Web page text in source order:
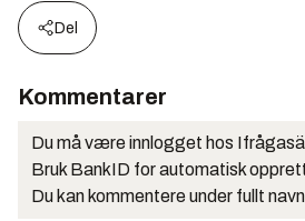
Del
Kommentarer
Du må være innlogget hos
Bruk BankID for automatisk
Du kan kommentere under fullt